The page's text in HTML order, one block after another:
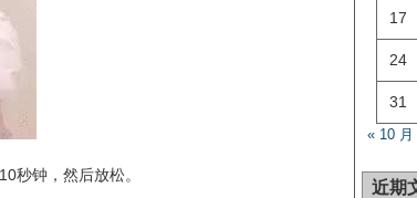
秒钟，然后放松。
17
24
31
« 10 月
近期